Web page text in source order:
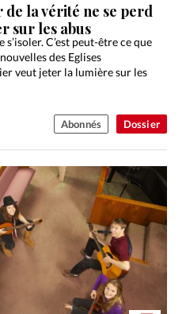
Dossier
la vérité ne se perd
sur les abus
C’est peut-être ce que
des Eglises
veut jeter la lumière sur les
Abonnés